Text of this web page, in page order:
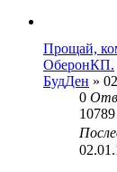
Прощай,
ОберонКП.
БудДен »
0
10789